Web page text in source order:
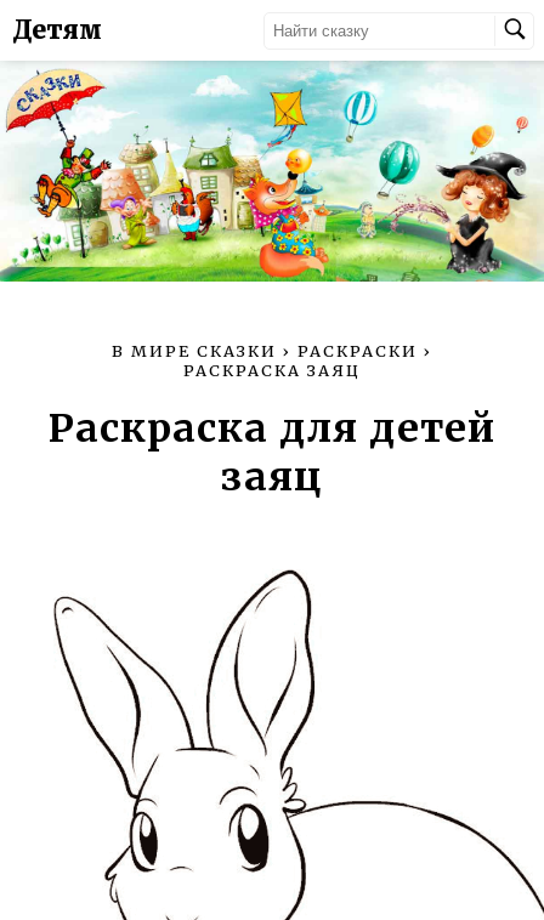
Детям
В МИРЕ СКАЗКИ › РАСКРАСКИ ›
РАСКРАСКА ЗАЯЦ
Раскраска для детей
заяц